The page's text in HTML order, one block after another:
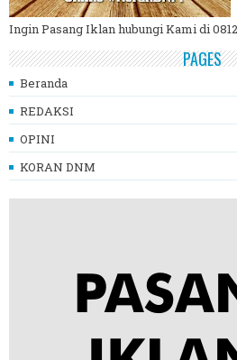
Ingin Pasang Iklan hubungi Kami di
PAGES
Beranda
REDAKSI
OPINI
KORAN DNM